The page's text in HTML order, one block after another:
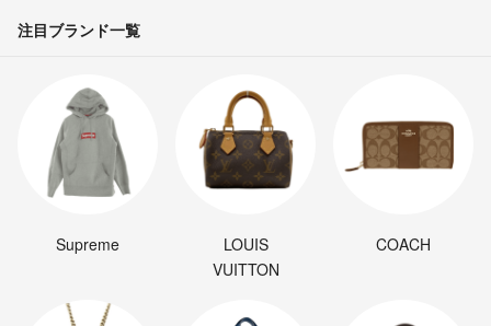
注目ブランド一覧
Supreme
LOUIS
VUITTON
COACH